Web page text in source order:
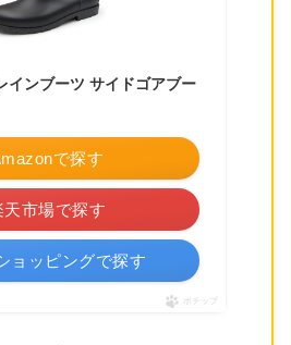
インブーツ サイドゴアブー
で探す
天市場で探す
ョッピングで探す
ポチップ